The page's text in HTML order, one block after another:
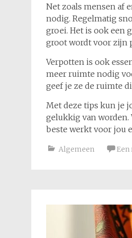
Net zoals mensen af
nodig. Regelmatig
groei. Het is ook een
groot wordt voor zijn
Verpotten is ook
meer ruimte nodig
geef je ze de ruimte
Met deze tips kun je
gelukkig van
beste werkt voor jou
Algemeen Een